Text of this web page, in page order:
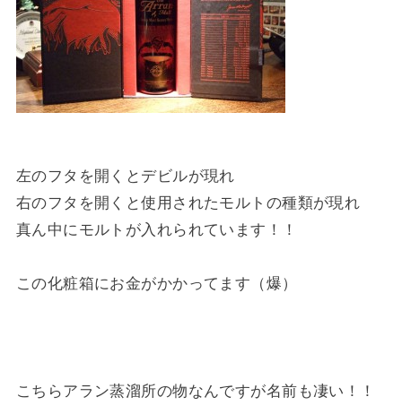
左のフタを開くとデビルが現れ
右のフタを開くと使用されたモルトの種類が現れ
真ん中にモルトが入れられています！！
この化粧箱にお金がかかってます（爆）
こちらアラン蒸溜所の物なんですが名前も凄い！！